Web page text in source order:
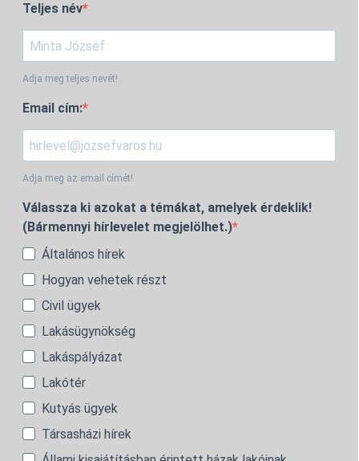
Teljes név
Adja meg teljes nevét!
Email cím:
Adja meg az email címét!
Válassza ki azokat a témákat, amelyek érdeklik!
(Bármennyi hírlevelet megjelölhet.)
Általános hírek
Hogyan vehetek részt
Civil ügyek
Lakásügynökség
Lakáspályázat
Lakótér
Kutyás ügyek
Társasházi hírek